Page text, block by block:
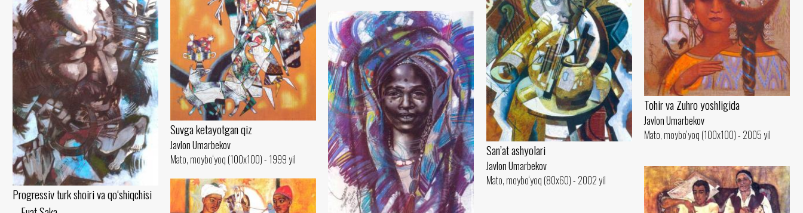
Tohir va Zuhro yoshligida
Javlon Umarbekov
Mato, moybo‘yoq (100x100) - 2005 yil
San’at ashyolari
Javlon Umarbekov
Mato, moybo‘yoq (80x60) - 2002 yil
Suvga ketayotgan qiz
Javlon Umarbekov
Mato, moybo‘yoq (100x100) - 1999 yil
Progressiv turk shoiri va qo‘shiqchisi